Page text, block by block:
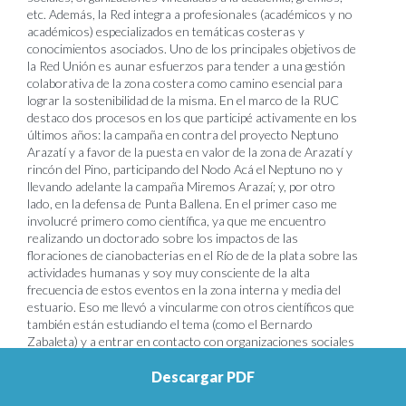
etc. Además, la Red integra a profesionales (académicos y no
académicos) especializados en temáticas costeras y
conocimientos asociados. Uno de los principales objetivos de
la Red Unión es aunar esfuerzos para tender a una gestión
colaborativa de la zona costera como camino esencial para
lograr la sostenibilidad de la misma. En el marco de la RUC
destaco dos procesos en los que participé activamente en los
últimos años: la campaña en contra del proyecto Neptuno
Arazatí y a favor de la puesta en valor de la zona de Arazatí y
rincón del Pino, participando del Nodo Acá el Neptuno no y
llevando adelante la campaña Miremos Arazaí; y, por otro
lado, en la defensa de Punta Ballena. En el primer caso me
involucré primero como científica, ya que me encuentro
realizando un doctorado sobre los impactos de las
floraciones de cianobacterias en el Río de de la plata sobre las
actividades humanas y soy muy consciente de la alta
frecuencia de estos eventos en la zona interna y media del
estuario. Eso me llevó a vincularme con otros científicos que
también están estudiando el tema (como el Bernardo
Zabaleta) y a entrar en contacto con organizaciones sociales
nacionales. A partir de esas interacciones se decidió crear el
Descargar PDF